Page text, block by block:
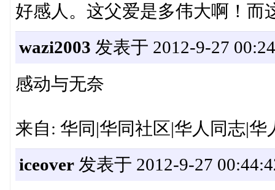
好感人。这父爱是多伟大啊！而
wazi2003 发表于 2012-9-27
感动与无奈
来自: 华同|华同社区|华人同志|华
iceover发表于 2012-9-27